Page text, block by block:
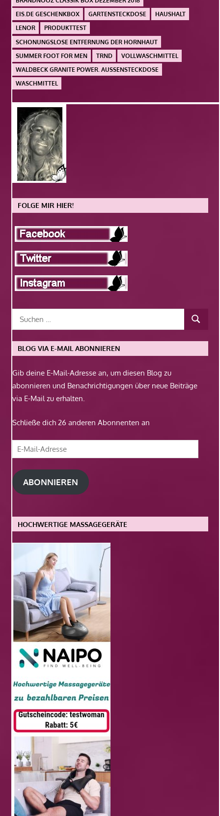
EIS.DE GESCHENKBOX
GARTENSTECKDOSE
HAUSHALT
LENOR
PRODUKTTEST
SCHONUNGSLOSE ENTFERNUNG DER HORNHAUT
SUMMER FOOT FOR MEN
TRND
VOLLWASCHMITTEL
WALDBECK GRANITE POWER. AUSSENSTECKDOSE
WASCHMITTEL
FOLGE MIR HIER!
BLOG VIA E-MAIL ABONNIEREN
Gib deine E-Mail-Adresse an, um diesen Blog zu
abonnieren und Benachrichtigungen über neue Beiträge
via E-Mail zu erhalten.
Schließe dich 26 anderen Abonnenten an
E-
Mail-
Adresse
ABONNIEREN
HOCHWERTIGE MASSAGEGERÄTE